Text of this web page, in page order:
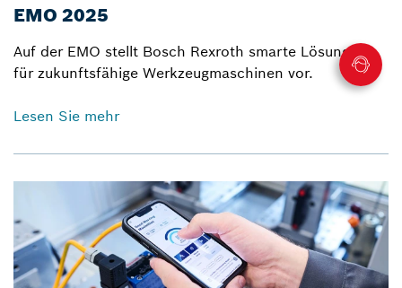
EMO 2025
Auf der EMO stellt Bosch Rexroth smarte Lösungen
für zukunftsfähige Werkzeugmaschinen vor.
Lesen Sie mehr